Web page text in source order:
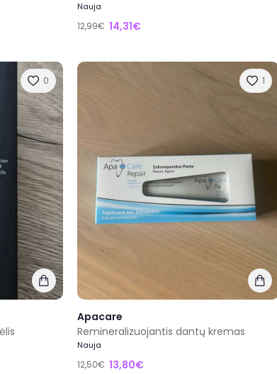
Nauja
12,99€ 14,31€
0 1
Apacare
Remineralizuojantis dantų kremas
Nauja
12,50€ 13,80€